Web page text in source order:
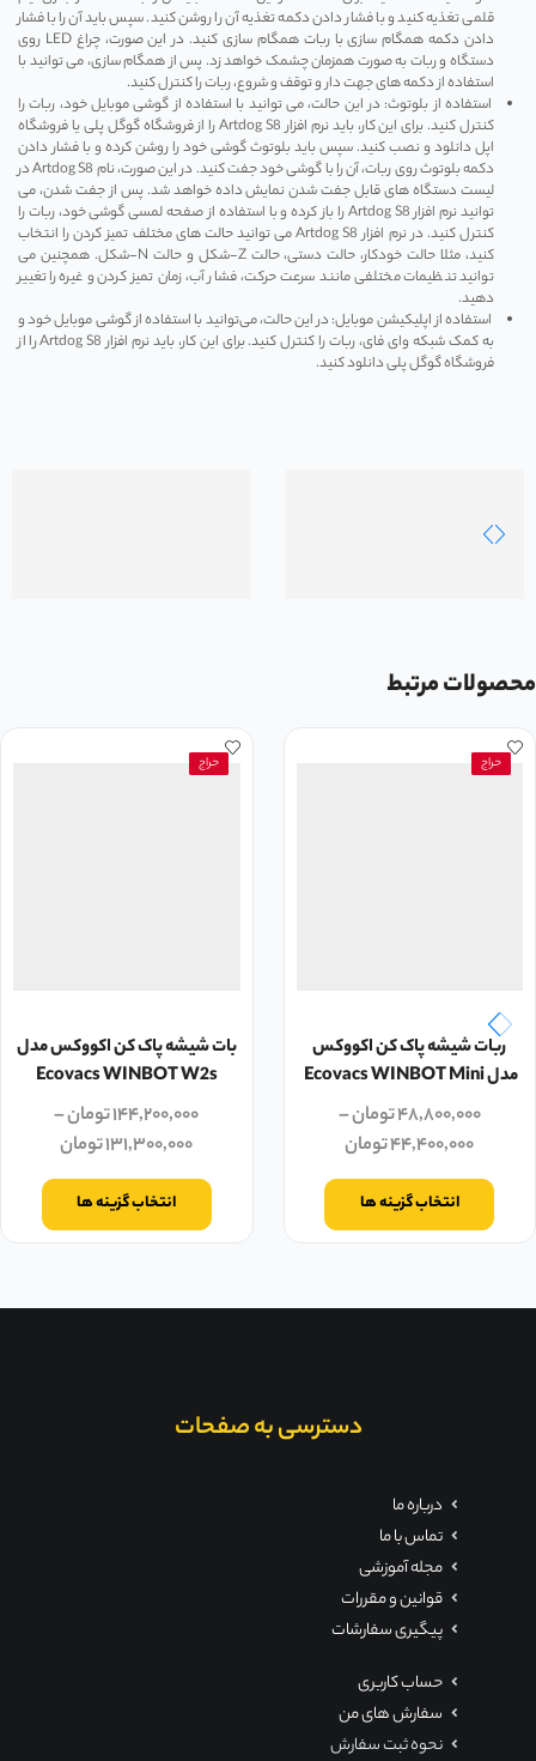
قلمی تغذیه کنید و با فشار دادن دکمه تغذیه آن را روشن کنید. سپس باید آن را با فشار
دادن دکمه همگام سازی با ربات همگام سازی کنید. در این صورت، چراغ LED روی
دستگاه و ربات به صورت همزمان چشمک خواهد زد. پس از همگام سازی، می‌ توانید با
استفاده از دکمه ‌های جهت دار و توقف و شروع، ربات را کنترل کنید.
استفاده از بلوتوث: در این حالت، می‌ توانید با استفاده از گوشی موبایل خود، ربات را
کنترل کنید. برای این کار، باید نرم ‌افزار Artdog S8 را از فروشگاه گوگل پلی یا فروشگاه
اپل دانلود و نصب کنید. سپس باید بلوتوث گوشی خود را روشن کرده و با فشار دادن
دکمه بلوتوث روی ربات، آن را با گوشی خود جفت کنید. در این صورت، نام Artdog S8 در
لیست دستگاه ‌های قابل جفت شدن نمایش داده خواهد شد. پس از جفت شدن، می
‌توانید نرم ‌افزار Artdog S8 را باز کرده و با استفاده از صفحه لمسی گوشی خود، ربات را
کنترل کنید. در نرم ‌افزار Artdog S8 می‌ توانید حالت‌ های مختلف تمیز کردن را انتخاب
کنید، مثلا حالت خودکار، حالت دستی، حالت Z-شکل و حالت N-شکل. همچنین می
‌توانید تنظیمات مختلفی مانند سرعت حرکت، فشار آب، زمان تمیز کردن و غیره را تغییر
دهید.
استفاده از اپلیکیشن موبایل: در این حالت، می‌توانید با استفاده از گوشی موبایل خود و
به کمک شبکه وای فای، ربات را کنترل کنید. برای این کار، باید نرم ‌افزار Artdog S8 را از
فروشگاه گوگل پلی دانلود کنید.
محصولات مرتبط
حراج
ربات شیشه پاک کن اکووکس
مدل Ecovacs WINBOT Mini
۴۸,۸۰۰,۰۰۰تومان–
۴۴,۴۰۰,۰۰۰تومان
انتخاب گزینه ها
حراج
بات شیشه پاک کن اکووکس مدل
Ecovacs WINBOT W2s
۱۴۴,۲۰۰,۰۰۰تومان–
۱۳۱,۳۰۰,۰۰۰تومان
انتخاب گزینه ها
دسترسی به صفحات
درباره ما
تماس با ما
مجله آموزشی
قوانین و مقررات
پیگیری سفارشات
حساب کاربری
سفارش های من
نحوه ثبت سفارش